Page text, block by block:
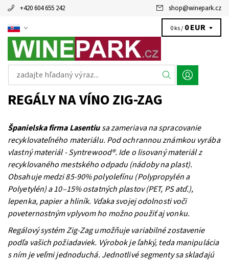
+420 604 655 242 shop@winepark.cz
0 ks / 0 EUR
REGÁLY NA VÍNO ZIG-ZAG
Španielska firma Lasentiusa zameriava na spracovanie
recyklovateľného materiálu. Pod ochrannou známkou vyrába
vlastný materiál - Syntrewood®. Ide o lisovaný materiál z
recyklovaného mestského odpadu (nádoby na plast).
Obsahuje medzi 85-90% polyolefínu (Polypropylén a
Polyetylén) a 10–15% ostatných plastov (PET, PS atď.),
lepenka, papier a hliník. Vďaka svojej odolnosti voči
poveternostným vplyvom ho možno použiť aj vonku.
Regálový systém Zig-Zag umožňuje variabilné zostavenie
podľa vašich požiadaviek. Výrobok je ľahký, teda manipulácia
s ním je veľmi jednoduchá. Jednotlivé segmenty sa skladajú